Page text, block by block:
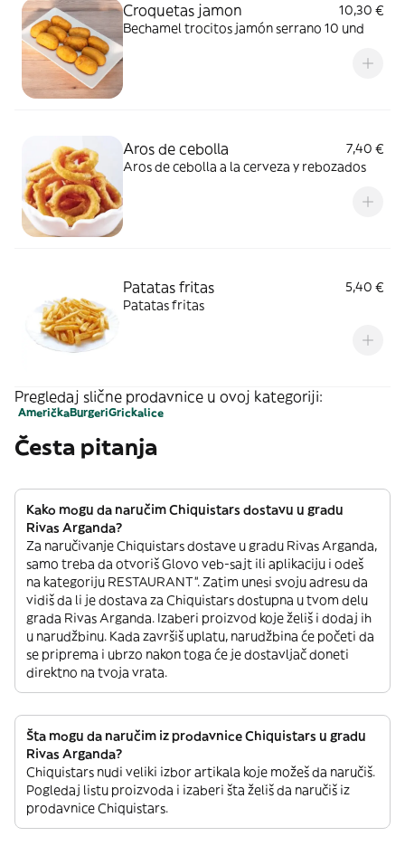
Croquetas jamon
10,30 €
Bechamel trocitos jamón serrano 10 und
Aros de cebolla
7,40 €
Aros de cebolla a la cerveza y rebozados
Patatas fritas
5,40 €
Patatas fritas
Pregledaj slične prodavnice u ovoj kategoriji:
AmeričkaBurgeriGrickalice
Česta pitanja
Kako mogu da naručim Chiquistars dostavu u gradu
Rivas Arganda?
Za naručivanje Chiquistars dostave u gradu Rivas Arganda,
samo treba da otvoriš Glovo veb-sajt ili aplikaciju i odeš
na kategoriju RESTAURANT”. Zatim unesi svoju adresu da
vidiš da li je dostava za Chiquistars dostupna u tvom delu
grada Rivas Arganda. Izaberi proizvod koje želiš i dodaj ih
u narudžbinu. Kada završiš uplatu, narudžbina će početi da
se priprema i ubrzo nakon toga će je dostavljač doneti
direktno na tvoja vrata.
Šta mogu da naručim iz prodavnice Chiquistars u gradu
Rivas Arganda?
Chiquistars nudi veliki izbor artikala koje možeš da naručiš.
Pogledaj listu proizvoda i izaberi šta želiš da naručiš iz
prodavnice Chiquistars.